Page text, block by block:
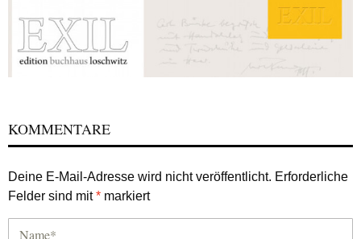
KOMMENTARE
Deine E-Mail-Adresse wird nicht veröffentlicht. Erforderliche
Felder sind mit* markiert